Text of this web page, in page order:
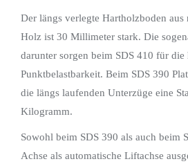
Der längs verlegte Hartholzboden aus
Holz ist 30 Millimeter stark. Die
darunter sorgen beim SDS 410 für die
Punktbelastbarkeit. Beim SDS 390
die längs laufenden Unterzüge eine
Kilogramm.
Sowohl beim SDS 390 als auch beim
Achse als automatische Liftachse